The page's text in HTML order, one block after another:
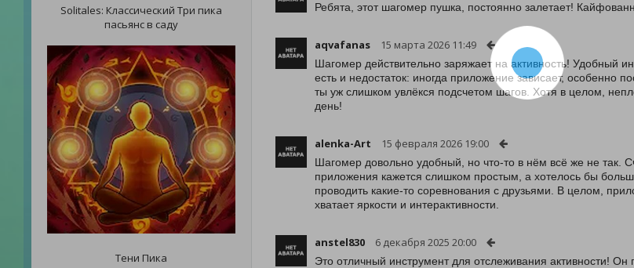
Solitales: Классический Три пика
пасьянс в саду
Тени Пика
Ребята, этот шагомер пушка, постоянно залетает!
aqvafanas 15 марта 2026 11:49
Шагомер действительно заряжает на активность! Удобный
есть и недостаток: иногда приложение зависает, особенно
ты уж слишком увлёкся подсчетом шагов. Хотя в целом,
день!
alenka-Art 15 февраля 2026 19:00
Шагомер довольно удобный, но что-то в нём всё же не так.
приложения кажется слишком простым, а хотелось бы
проводить какие-то соревнования с друзьями. В целом,
хватает яркости и интерактивности.
anstel830 6 декабря 2025 20:00
Это отличный инструмент для отслеживания активности!